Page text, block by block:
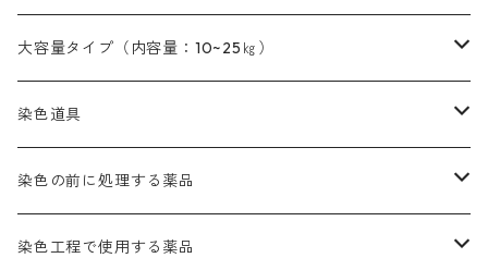
茶色系
茶色系
灰色系
黒色系
灰色｜20g入りのみ公開
黒色
オレンヂMGD（定番の色合い）
レットMFB｜赤色（定番の色合い）
レットMG｜黄みの朱色
青色系
ネビーブルーMB（定番の色合い）
ブルーMB（定番の色合い）
紫色系
バイオレットMFB
緑色系
ダークグリンMG（定番の色合い）
茶色系
緑色｜在庫処分特価
茶色｜在庫処分特価
カッチ｜茶系
鉄媒染剤
藍染
ぶどう糖
ハイドロサルファイトコンク
染色用途のハンカチ・バンダナ
45cm×45cm（ハンカチ）｜端の始末も綿糸｜タグなし
54cm×54cm（バンダナ）｜端の始末も綿糸｜タグなし
塩基性エロ―｜液体タイプ
アルカリ剤
ハイドロサルファイトコンク
酸性剤
54cm×54cm（バンダナ）｜端の始末も綿糸｜タグなし
大容量タイプ（内容量：10~25㎏）
芒硝｜綿の染色時の吸収促進剤
ソーダ灰｜アルカリ性のPH調整剤
硫酸第一鉄｜鉄媒染剤
染色道具
刷毛
摺込み刷毛（スリコミハケ）ー夏毛（硬いタイプ）
ローケツ筆
染色の前に処理する薬品
精練剤｜汚れ落とし剤｜針状マルセル石鹸
染色工程で使用する薬品